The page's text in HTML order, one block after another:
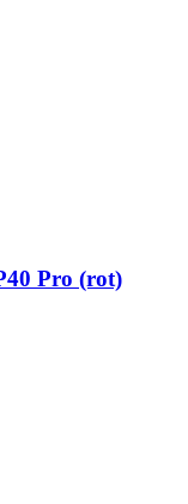
Pro (rot)